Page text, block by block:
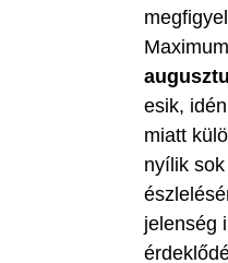
esik,
miatt
nyílik
jelenség